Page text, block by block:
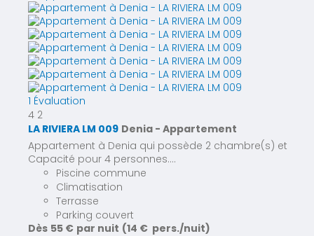
1 Évaluation
4 2
LA RIVIERA LM 009 Denia - Appartement
Appartement à Denia qui possède 2 chambre(s) et
Capacité pour 4 personnes....
Piscine commune
Climatisation
Terrasse
Parking couvert
Dès 55 € par nuit (14 € pers./nuit)